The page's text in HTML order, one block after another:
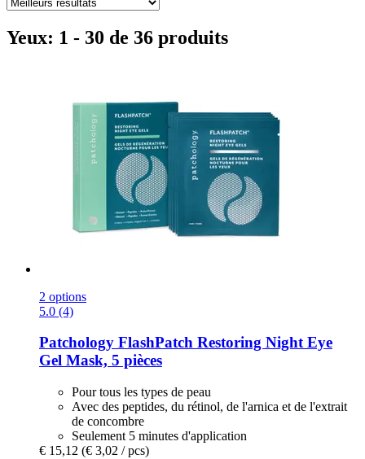
Yeux: 1 - 30 de 36 produits
2 options
5.0 (4)
Patchology FlashPatch Restoring Night Eye
Gel Mask, 5 pièces
Pour tous les types de peau
Avec des peptides, du rétinol, de l'arnica et de l'extrait
de concombre
Seulement 5 minutes d'application
€ 15,12 (€ 3,02 / pcs)